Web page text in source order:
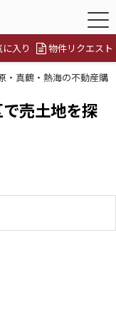
入り 物件リクエスト
・真鶴・熱海の不動産購
売土地を探